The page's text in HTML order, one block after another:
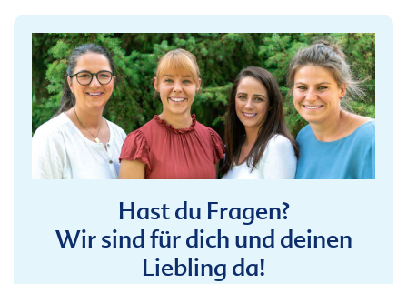
Hast du Fragen?
Wir sind für dich und deinen
Liebling da!